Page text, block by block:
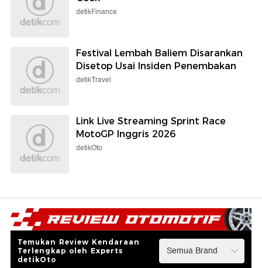
detikFinance
Festival Lembah Baliem Disarankan
Disetop Usai Insiden Penembakan
detikTravel
Link Live Streaming Sprint Race
MotoGP Inggris 2026
detikOto
Temukan Review Kendaraan
Terlengkap oleh Experts
detikOto